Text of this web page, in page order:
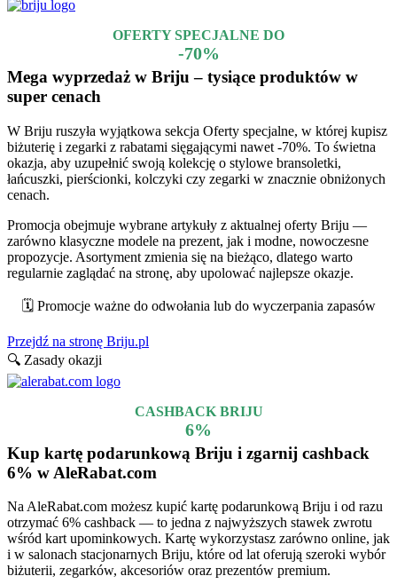
OFERTY SPECJALNE DO
-70%
Mega wyprzedaż w Briju – tysiące produktów w
super cenach
W Briju ruszyła wyjątkowa sekcja Oferty specjalne, w której kupisz
biżuterię i zegarki z rabatami sięgającymi nawet -70%. To świetna
okazja, aby uzupełnić swoją kolekcję o stylowe bransoletki,
łańcuszki, pierścionki, kolczyki czy zegarki w znacznie obniżonych
cenach.
Promocja obejmuje wybrane artykuły z aktualnej oferty Briju —
zarówno klasyczne modele na prezent, jak i modne, nowoczesne
propozycje. Asortyment zmienia się na bieżąco, dlatego warto
regularnie zaglądać na stronę, aby upolować najlepsze okazje.
🗓️ Promocje ważne do odwołania lub do wyczerpania zapasów
Przejdź na stronę Briju.pl
🔍 Zasady okazji
CASHBACK BRIJU
6%
Kup kartę podarunkową Briju i zgarnij cashback
6% w AleRabat.com
Na AleRabat.com możesz kupić kartę podarunkową Briju i od razu
otrzymać 6% cashback — to jedna z najwyższych stawek zwrotu
wśród kart upominkowych. Kartę wykorzystasz zarówno online, jak
i w salonach stacjonarnych Briju, które od lat oferują szeroki wybór
biżuterii, zegarków, akcesoriów oraz prezentów premium.